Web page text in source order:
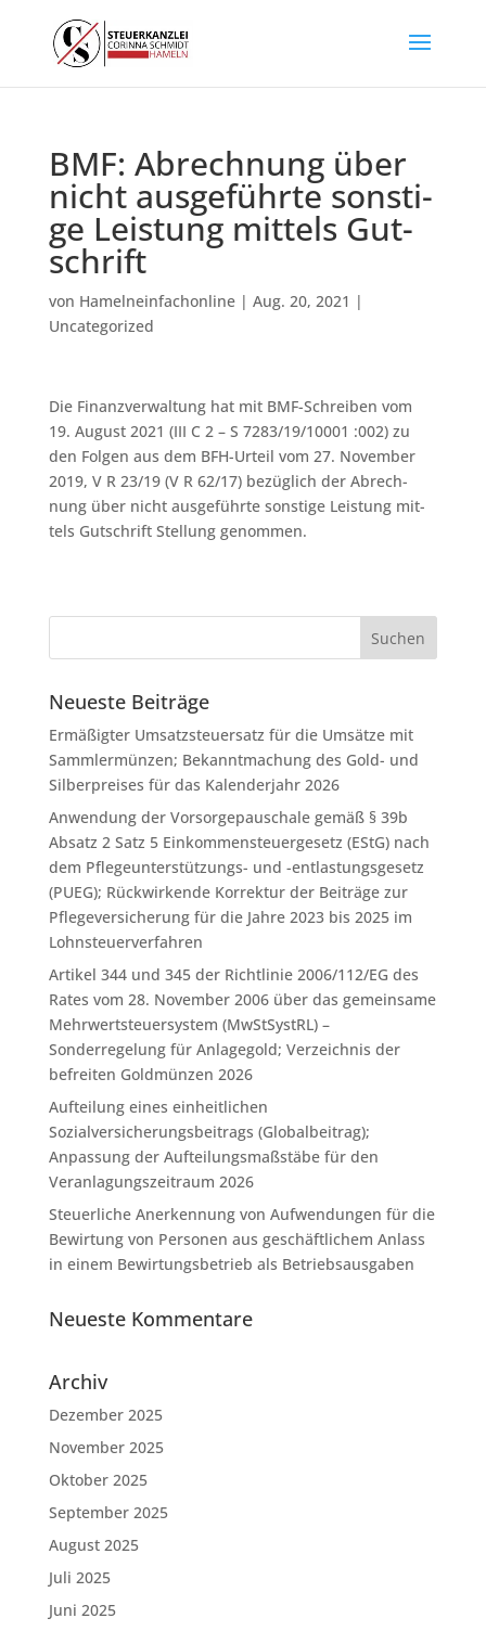
BMF: Ab­rech­nung über
nicht aus­ge­führ­te sons­ti­
ge Leis­tung mit­tels Gut­
schrift
von Hamelneinfachonline| Aug. 20, 2021 |
Uncategorized
Die Finanzverwaltung hat mit BMF-Schreiben vom
19. August 2021 (III C 2 – S 7283/19/10001 :002) zu
den Folgen aus dem BFH-Ur­teil vom 27. No­vem­ber
2019, V R 23/19 (V R 62/17) bezüglich der Ab­rech­
nung über nicht aus­ge­führ­te sons­ti­ge Leis­tung mit­
tels Gut­schrift Stellung genommen.
Neueste Beiträge
Ermäßigter Umsatzsteuersatz für die Umsätze mit
Sammlermünzen; Bekanntmachung des Gold- und
Silberpreises für das Kalenderjahr 2026
Anwendung der Vorsorgepauschale gemäß § 39b
Absatz 2 Satz 5 Einkommensteuergesetz (EStG) nach
dem Pflegeunterstützungs- und -entlastungsgesetz
(PUEG); Rückwirkende Korrektur der Beiträge zur
Pflegeversicherung für die Jahre 2023 bis 2025 im
Lohnsteuerverfahren
Artikel 344 und 345 der Richtlinie 2006/112/EG des
Rates vom 28. November 2006 über das gemeinsame
Mehrwertsteuersystem (MwStSystRL) –
Sonderregelung für Anlagegold; Verzeichnis der
befreiten Goldmünzen 2026
Aufteilung eines einheitlichen
Sozialversicherungsbeitrags (Globalbeitrag);
Anpassung der Aufteilungsmaßstäbe für den
Veranlagungszeitraum 2026
Steuerliche Anerkennung von Aufwendungen für die
Bewirtung von Personen aus geschäftlichem Anlass
in einem Bewirtungsbetrieb als Betriebsausgaben
Neueste Kommentare
Archiv
Dezember 2025
November 2025
Oktober 2025
September 2025
August 2025
Juli 2025
Juni 2025